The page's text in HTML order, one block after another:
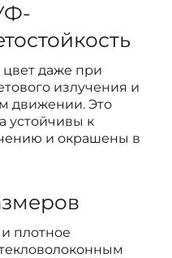
цвет даже при
излучения и
движении. Это
устойчивы к
и окрашены в
плотное